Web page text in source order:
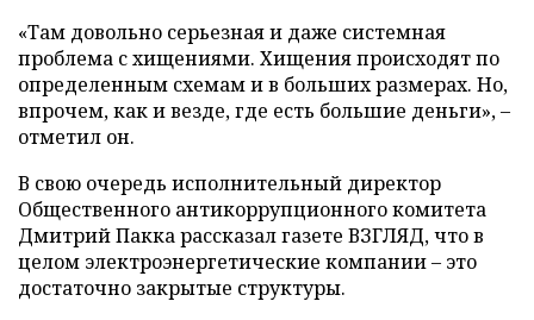
«Там довольно серьезная и даже системная
проблема с хищениями. Хищения происходят по
определенным схемам и в больших размерах. Но,
впрочем, как и везде, где есть большие деньги», –
отметил он.
В свою очередь исполнительный директор
Общественного антикоррупционного комитета
Дмитрий Пакка рассказал газете ВЗГЛЯД, что в
целом электроэнергетические компании – это
достаточно закрытые структуры.